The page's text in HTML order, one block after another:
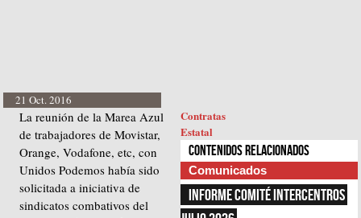
21 Oct. 2016
La reunión de la Marea Azul
de trabajadores de Movistar,
Orange, Vodafone, etc, con
Unidos Podemos había sido
solicitada a iniciativa de
sindicatos combativos del
Contratas
Estatal
Contenidos relacionados
Comunicados
INFORME COMITÉ INTERCENTROS